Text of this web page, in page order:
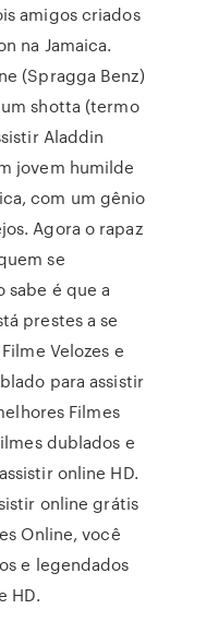
amigos criados
na Jamaica.
(Spragga Benz)
shotta (termo
Aladdin
jovem humilde
com um gênio
Agora o rapaz
se
sabe é que a
prestes a se
Velozes e
para assistir
Filmes
dublados e
online HD.
online grátis
Online, você
e legendados
HD.